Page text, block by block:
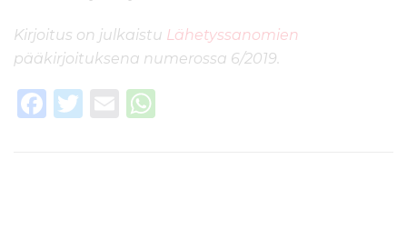
Kirjoitus on julkaistu Lähetyssanomien
pääkirjoituksena numerossa 6/2019.
F
T
E